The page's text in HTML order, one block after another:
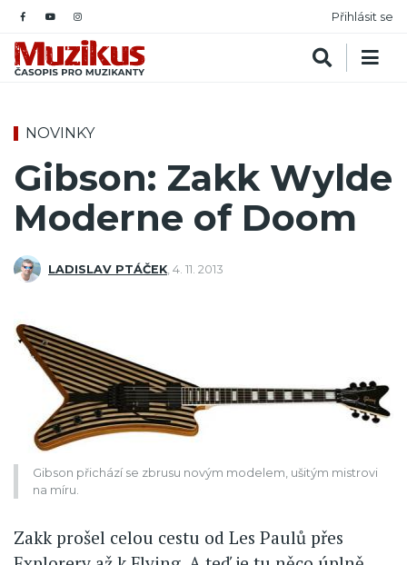
Přihlásit se
NOVINKY
Gibson: Zakk Wylde
Moderne of Doom
LADISLAV PTÁČEK 4. 11. 2013
Gibson přichází se zbrusu novým modelem, ušitým mistrovi
na míru.
Zakk prošel celou cestu od Les Paulů přes